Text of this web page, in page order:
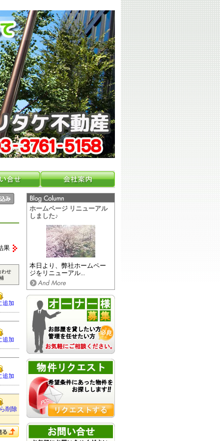
ホームページ リニューアル
しました♪
本日より、弊社ホームペー
ジをリニューアル...
果
わせ
追加
追加
追加
削除